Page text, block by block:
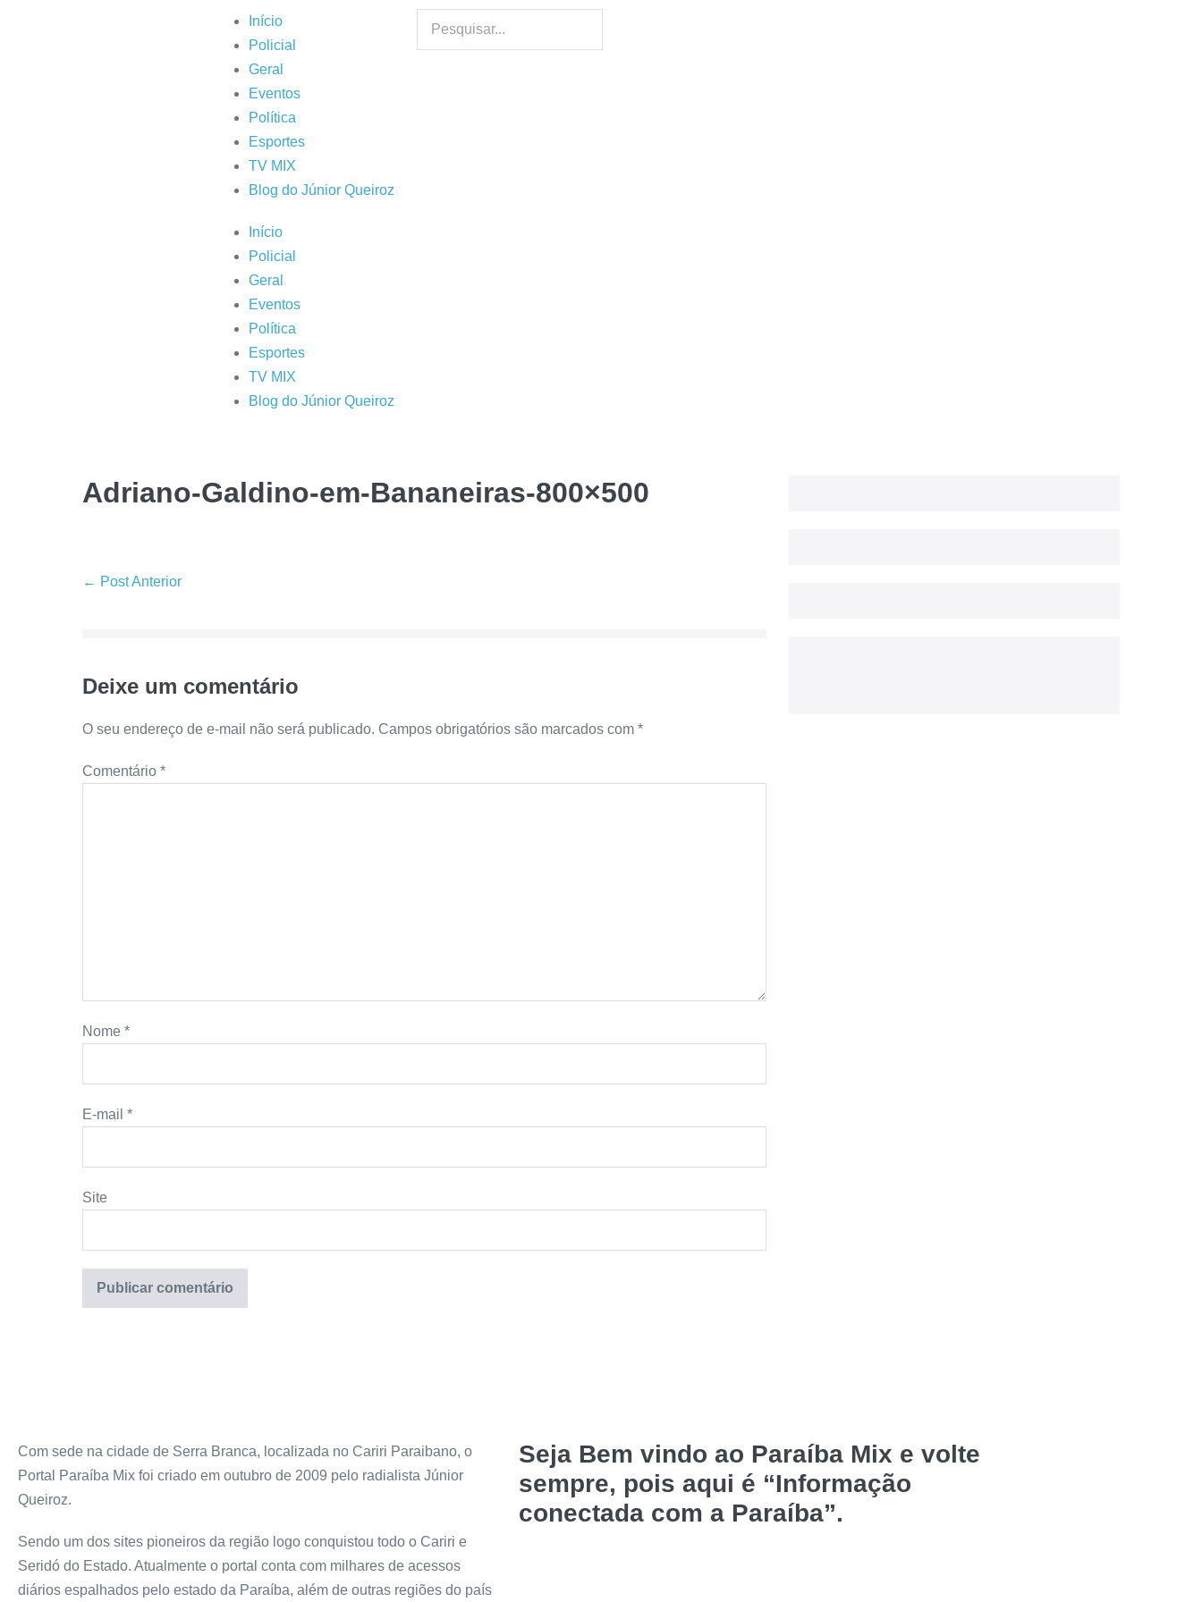
Início
Policial
Geral
Eventos
Política
Esportes
TV MIX
Blog do Júnior Queiroz
Início
Policial
Geral
Eventos
Política
Esportes
TV MIX
Blog do Júnior Queiroz
Adriano-Galdino-em-Bananeiras-800×500
← Post Anterior
Deixe um comentário
O seu endereço de e-mail não será publicado. Campos obrigatórios são marcados com *
Comentário *
Nome *
E-mail *
Site
Com sede na cidade de Serra Branca, localizada no Cariri Paraibano, o
Portal Paraíba Mix foi criado em outubro de 2009 pelo radialista Júnior
Queiroz.
Sendo um dos sites pioneiros da região logo conquistou todo o Cariri e
Seridó do Estado. Atualmente o portal conta com milhares de acessos
diários espalhados pelo estado da Paraíba, além de outras regiões do país
Seja Bem vindo ao Paraíba Mix e volte
sempre, pois aqui é “Informação
conectada com a Paraíba”.